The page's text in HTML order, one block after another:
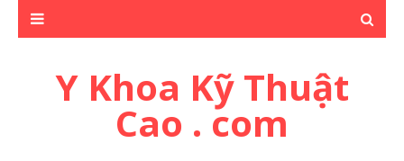
Y Khoa Kỹ Thuật
Cao . com